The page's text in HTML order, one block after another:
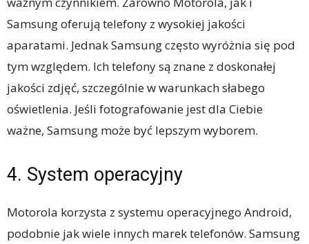
Samsung oferują telefony z wysokiej jakości
aparatami. Jednak Samsung często wyróżnia się pod
tym względem. Ich telefony są znane z doskonałej
jakości zdjęć, szczególnie w warunkach słabego
oświetlenia. Jeśli fotografowanie jest dla Ciebie
ważne, Samsung może być lepszym wyborem.
4. System operacyjny
Motorola korzysta z systemu operacyjnego Android,
podobnie jak wiele innych marek telefonów. Samsung